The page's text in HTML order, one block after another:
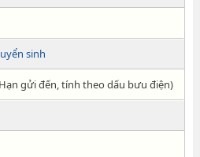
sinh
gửi đến, tính theo dấu bưu điện)